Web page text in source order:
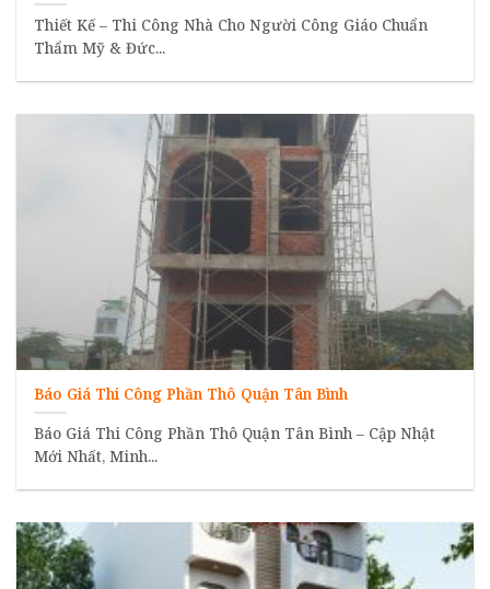
Thiết Kế – Thi Công Nhà Cho Người Công Giáo Chuẩn
Thẩm Mỹ & Đức...
Báo Giá Thi Công Phần Thô Quận Tân Bình
Báo Giá Thi Công Phần Thô Quận Tân Bình – Cập Nhật
Mới Nhất, Minh...